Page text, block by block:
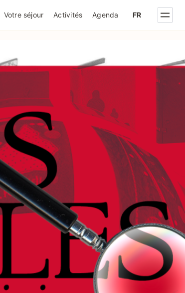
Votre séjour Activités Agenda FR